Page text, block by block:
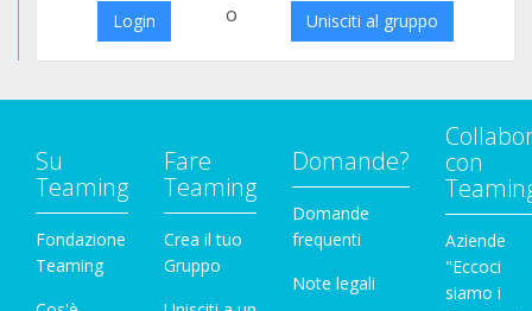
Login o Unisciti al gruppo
Su
Teaming
Fondazione
Teaming
Fare
Teaming
Crea il tuo
Gruppo
Domande?
Domande
frequenti
Note legali
con
Aziende
"Eccoci
siamo i